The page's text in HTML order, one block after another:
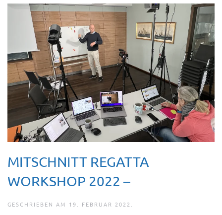
MITSCHNITT REGATTA
WORKSHOP 2022 –
GESCHRIEBEN AM 19. FEBRUAR 2022